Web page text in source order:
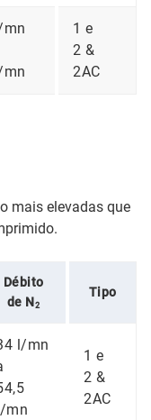
1 e
2 &
2AC
mais elevadas que
Débito
de N2
Tipo
l/mn
l/mn
1 e
2 &
2AC